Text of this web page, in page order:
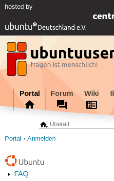
hosted by
Portal Forum Wiki
Portal Anmelden
Ubuntu
FAQ